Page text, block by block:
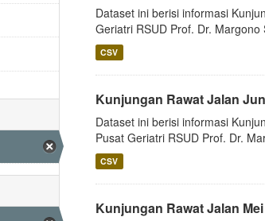
Dataset ini berisi informasi
Geriatri RSUD Prof. Dr.
CSV
Kunjungan Rawat Jalan
Dataset ini berisi informasi
Pusat Geriatri RSUD Prof. Dr.
CSV
Kunjungan Rawat Jalan